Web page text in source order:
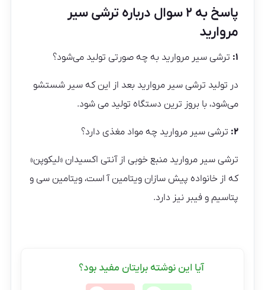
پاسخ به ۲ سوال درباره ترشی سیر
مروارید
۱: ترشی سیر مروارید به چه صورتی تولید می‌‌شود؟
در تولید ترشی سیر مروارید بعد از این‌ که سیر شستشو
می‌‌شود، با بروز ترین دستگاه تولید می شود.
۲: ترشی سیر مروارید چه مواد مغذی دارد؟
ترشی سیر مروارید منبع خوبی از آنتی اکسیدان «لیکوپن»
که از خانواده پیش سازان ویتامین آ است، ویتامین سی و
پتاسیم و فیبر نیز دارد.
آیا این نوشته برایتان مفید بود؟